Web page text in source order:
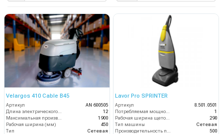
Velargos 410 Cable B45
Артикул
AN 600505
12
1900
Рабочая ширина (мм)
450
Тип
Сетевая
Lavor Pro SPRINTER
Артикул
8.501.0501
1
290
Тип машины
Сетевая
500